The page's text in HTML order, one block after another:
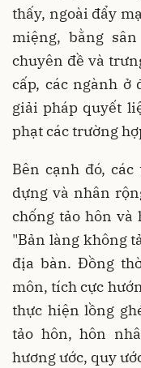
thấy, ngoài đẩy
miệng, bằng
chuyên đề và
cấp, các ngành ở
giải pháp quyết
phạt các trường
Bên cạnh đó,
dựng và nhân
chống tảo hôn và
"Bản làng không
địa bàn. Đồng
môn, tích cực
thực hiện lồng
tảo hôn, hôn
hương ước, quy